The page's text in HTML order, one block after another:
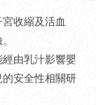
收縮及活血
經由乳汁影響嬰
安全性相關研